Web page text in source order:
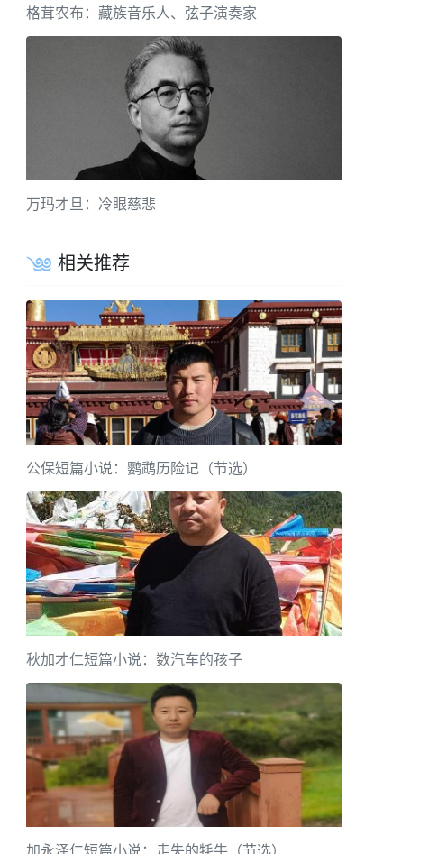
格茸农布：藏族音乐人、弦子演奏家
万玛才旦：冷眼慈悲
相关推荐
公保短篇小说：鹦鹉历险记（节选）
秋加才仁短篇小说：数汽车的孩子
加永泽仁短篇小说：走失的牦牛（节选）